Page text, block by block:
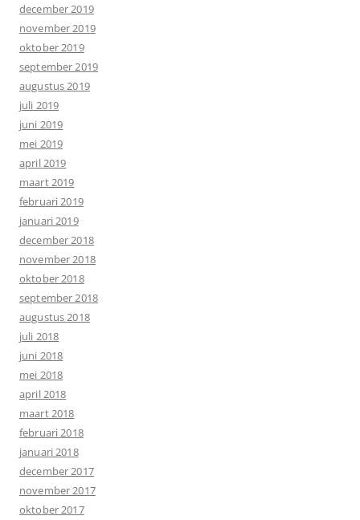
december 2019
november 2019
oktober 2019
september 2019
augustus 2019
juli 2019
juni 2019
mei 2019
april 2019
maart 2019
februari 2019
januari 2019
december 2018
november 2018
oktober 2018
september 2018
augustus 2018
juli 2018
juni 2018
mei 2018
april 2018
maart 2018
februari 2018
januari 2018
december 2017
november 2017
oktober 2017